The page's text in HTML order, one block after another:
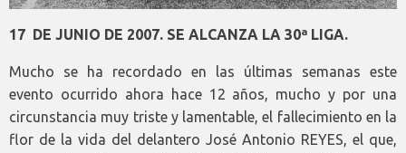
17 DE JUNIO DE 2007. SE ALCANZA LA 30ª LIGA.
Mucho se ha recordado en las últimas semanas este
evento ocurrido ahora hace 12 años, mucho y por una
circunstancia muy triste y lamentable, el fallecimiento en la
flor de la vida del delantero José Antonio REYES, el que,